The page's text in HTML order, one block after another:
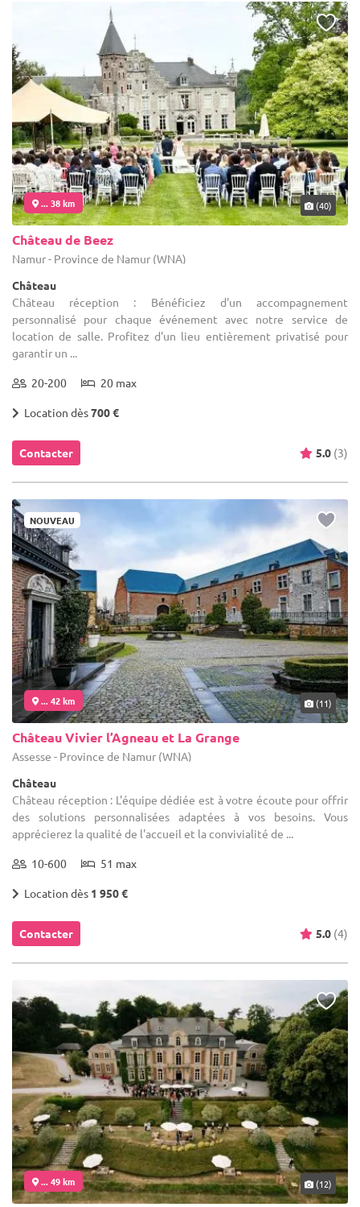
... 38 km (40)
Château de Beez
Namur - Province de Namur (WNA)
Château
Château réception : Bénéficiez d'un accompagnement
personnalisé pour chaque événement avec notre service de
location de salle. Profitez d'un lieu entièrement privatisé pour
garantir un ...
20-200 20 max
Location dès700 €
Contacter 5.0 (3)
NOUVEAU
... 42 km (11)
Château Vivier l’Agneau et La Grange
Assesse - Province de Namur (WNA)
Château
Château réception : L'équipe dédiée est à votre écoute pour offrir
des solutions personnalisées adaptées à vos besoins. Vous
apprécierez la qualité de l'accueil et la convivialité de ...
10-600 51 max
Location dès 1 950 €
Contacter 5.0 (4)
... 49 km (12)